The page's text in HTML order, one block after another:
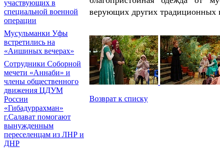
участвующих в
специальной военной
операции
Мусульманки Уфы
встретились на
«Аишиных вечерах»
Сотрудники Соборной
мечети «Аннаби» и
члены общественного
движения ЦДУМ
России
«Гибадуррахман»
г.Салават помогают
вынужденным
переселенцам из ЛНР и
ДНР
верующих других традиционных
Возврат к списку